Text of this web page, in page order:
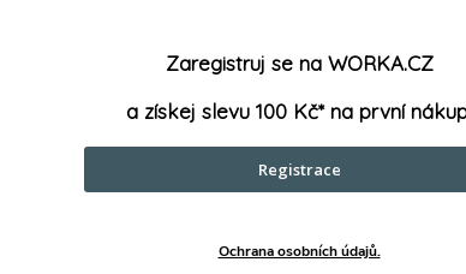
KNIPEX Instalatérské kleště
KNIPEX
Zaregistruj se na WORKA.CZ
a získej slevu 100 Kč* na první
Registrace
Ochrana osobních údajů.